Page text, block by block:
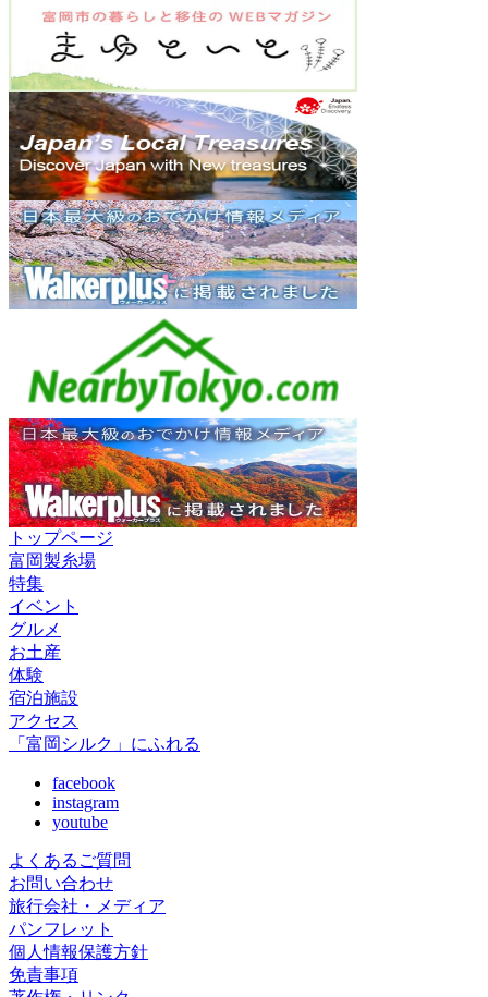
トップページ
富岡製糸場
特集
イベント
グルメ
お土産
体験
宿泊施設
アクセス
「富岡シルク」にふれる
facebook
instagram
youtube
よくあるご質問
お問い合わせ
旅行会社・メディア
パンフレット
個人情報保護方針
免責事項